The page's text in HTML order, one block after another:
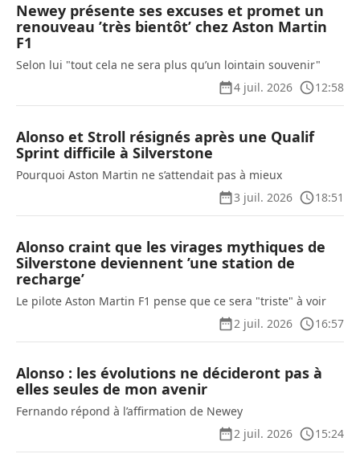
Newey présente ses excuses et promet un
renouveau ’très bientôt’ chez Aston Martin
F1
Selon lui "tout cela ne sera plus qu’un lointain souvenir"
4 juil. 2026
12:58
Alonso et Stroll résignés après une Qualif
Sprint difficile à Silverstone
Pourquoi Aston Martin ne s’attendait pas à mieux
3 juil. 2026
18:51
Alonso craint que les virages mythiques de
Silverstone deviennent ’une station de
recharge’
Le pilote Aston Martin F1 pense que ce sera "triste" à voir
2 juil. 2026
16:57
Alonso : les évolutions ne décideront pas à
elles seules de mon avenir
Fernando répond à l’affirmation de Newey
2 juil. 2026
15:24